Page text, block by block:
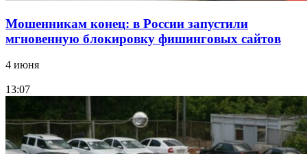
Мошенникам конец: в России запустили
мгновенную блокировку фишинговых сайтов
4 июня
13:07